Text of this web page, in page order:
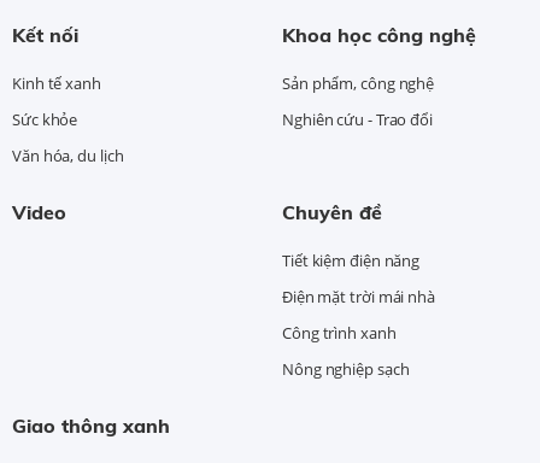
Kết nối
Kinh tế xanh
Sức khỏe
Văn hóa, du lịch
Khoa học công nghệ
Sản phẩm, công nghệ
Nghiên cứu - Trao đổi
Video Chuyên đề
Tiết kiệm điện năng
Điện mặt trời mái nhà
Công trình xanh
Nông nghiệp sạch
Giao thông xanh